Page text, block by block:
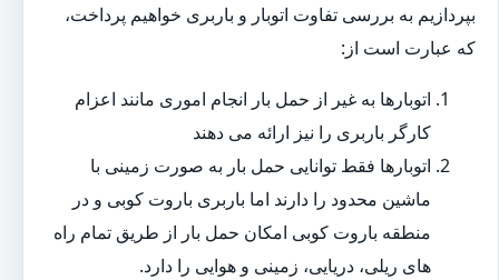
بپردازیم به بررسی تفاوت اتوبار و باربری خواهیم پرداخت،
که عبارت است از:
اتوبارها به غیر از حمل بار انجام اموری مانند اعزام
کارگر باربری را نیز ارائه می دهند
اتوبارها فقط توانایی حمل بار به صورت زمینی با
ماشین محدود را دارند اما باربری باروت کوبی و در
منطقه باروت کوبی امکان حمل بار از طریق تمام راه
های ریلی، دریایی، زمینی و هوایی را دارد.